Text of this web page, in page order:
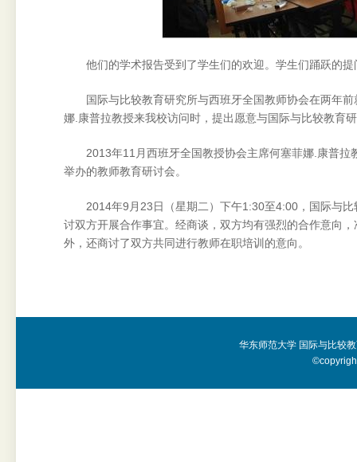
他们的学术报告受到了学生们的欢迎。学生们踊跃的
国际与比较教育研究所与西班牙全国教师协会在两年
娜.康普拉教授来我校访问时，提出愿意与国际与比较教育
2013年11月西班牙全国教授协会主席何塞菲娜.康普
举办的教师教育研讨会。
2014年9月23日（星期二）下午1:30至4:00，国际与
讨双方开展合作事宜。经商谈，双方均有强烈的合作意向
外，还商讨了双方共同进行教师在职培训的意向。
华东师范大学 国际与比较